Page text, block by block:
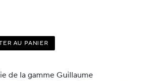
AU PANIER
de la gamme Guillaume